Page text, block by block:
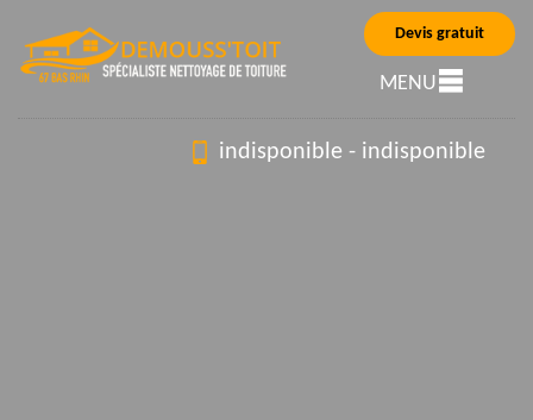
Devis gratuit
MENU
indisponible - indisponible